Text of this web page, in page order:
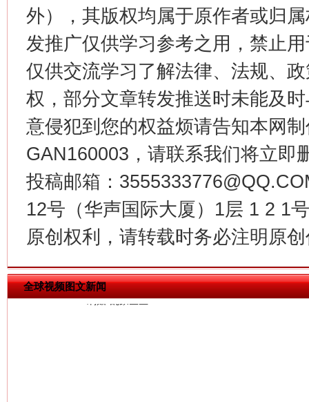
外），其版权均属于原作者或归
发推广仅供学习参考之用，禁止
仅供交流学习了解法律、法规、
权，部分文章转发推送时未能及
意侵犯到您的权益烦请告知本网
GAN160003，请联系我们将立即
投稿邮箱：
12号（华声国际大厦）1层 1 2 1
原创权利，请转载时务必注明原
全球视频图文新闻
生